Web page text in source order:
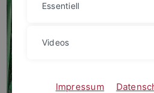
Essentiell
Videos
Impressum